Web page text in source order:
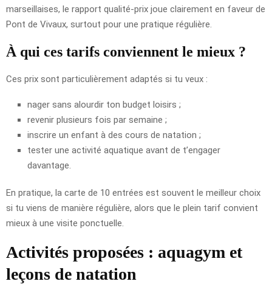
marseillaises, le rapport qualité-prix joue clairement en faveur de
Pont de Vivaux, surtout pour une pratique régulière.
À qui ces tarifs conviennent le mieux ?
Ces prix sont particulièrement adaptés si tu veux :
nager sans alourdir ton budget loisirs ;
revenir plusieurs fois par semaine ;
inscrire un enfant à des cours de natation ;
tester une activité aquatique avant de t’engager
davantage.
En pratique, la carte de 10 entrées est souvent le meilleur choix
si tu viens de manière régulière, alors que le plein tarif convient
mieux à une visite ponctuelle.
Activités proposées : aquagym et
leçons de natation